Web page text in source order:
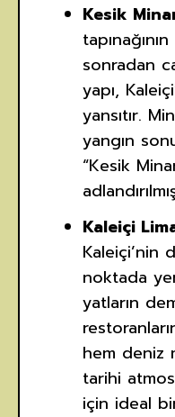
Kesik
sonradan
yapı,
yansıtır.
yangın
“Kesik
Kaleiçi
Kaleiçi’nin
noktada
yatların
hem deniz
tarihi
için ideal